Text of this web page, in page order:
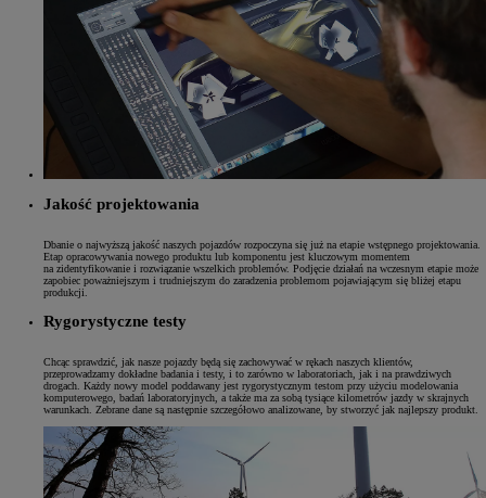
Jakość projektowania
Dbanie o najwyższą jakość naszych pojazdów rozpoczyna się już na etapie wstępnego projektowania.
Etap opracowywania nowego produktu lub komponentu jest kluczowym momentem
na zidentyfikowanie i rozwiązanie wszelkich problemów. Podjęcie działań na wczesnym etapie może
zapobiec poważniejszym i trudniejszym do zaradzenia problemom pojawiającym się bliżej etapu
produkcji.
Rygorystyczne testy
Chcąc sprawdzić, jak nasze pojazdy będą się zachowywać w rękach naszych klientów,
przeprowadzamy dokładne badania i testy, i to zarówno w laboratoriach, jak i na prawdziwych
drogach. Każdy nowy model poddawany jest rygorystycznym testom przy użyciu modelowania
komputerowego, badań laboratoryjnych, a także ma za sobą tysiące kilometrów jazdy w skrajnych
warunkach. Zebrane dane są następnie szczegółowo analizowane, by stworzyć jak najlepszy produkt.